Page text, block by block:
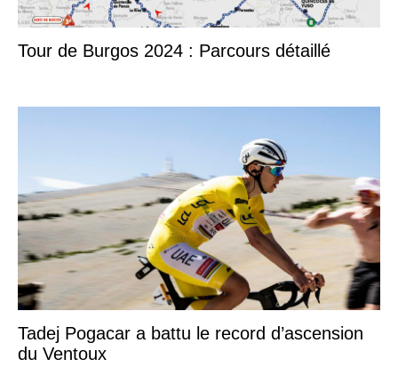
Tour de Burgos 2024 : Parcours détaillé
Tadej Pogacar a battu le record d’ascension
du Ventoux